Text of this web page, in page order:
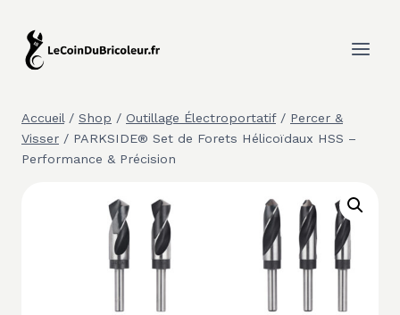
contenu
Accueil / Shop / Outillage Électroportatif / Percer &
Visser / PARKSIDE® Set de Forets Hélicoïdaux HSS –
Performance & Précision